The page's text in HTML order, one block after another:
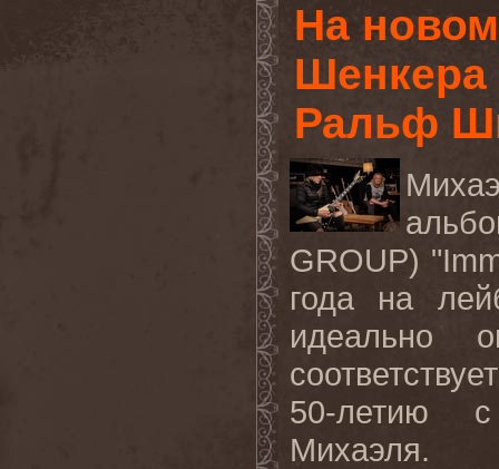
На
Шенкера
Ральф
GROUP)
года на
идеально
50-летию
Михаэля.